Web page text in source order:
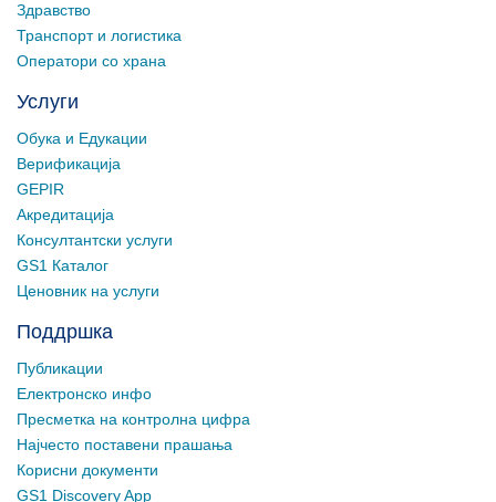
Здравство
Транспорт и логистика
Оператори со храна
Услуги
Обука и Едукации
Верификација
GEPIR
Акредитација
Консултантски услуги
GS1 Каталог
Ценовник на услуги
Поддршка
Публикации
Електронско инфо
Пресметка на контролна цифра
Најчесто поставени прашања
Корисни документи
GS1 Discovery App